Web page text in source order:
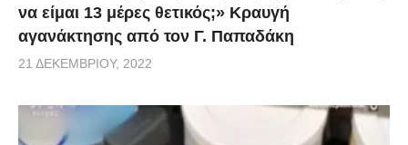
να είμαι 13 μέρες θετικός;» Κραυγή
αγανάκτησης από τον Γ. Παπαδάκη
21 ΔΕΚΕΜΒΡΊΟΥ, 2022